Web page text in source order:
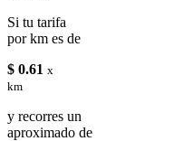
Si tu tarifa
por km es de
$ 0.61 x
km
y recorres un
aproximado de